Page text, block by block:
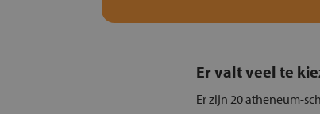
Er valt veel te
Er zijn 20 atheneum-